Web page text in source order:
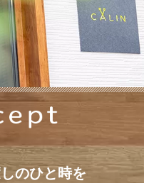
のひと時を